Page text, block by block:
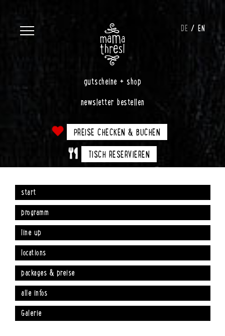
DE EN
gutscheine + shop
newsletter bestellen
PREISE CHECKEN & BUCHEN
TISCH RESERVIEREN
start
programm
line up
locations
packages & preise
alle infos
Galerie